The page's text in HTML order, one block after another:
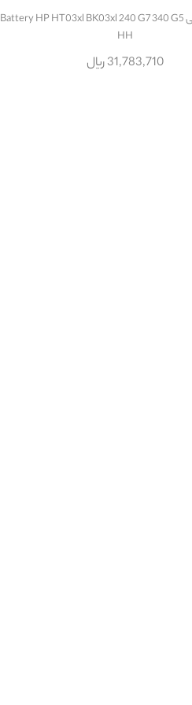
باتری لپتاپ اچ پی Battery HP HT03xl BK03xl 240 G7 340 G5
HH
31,783,710 ریال